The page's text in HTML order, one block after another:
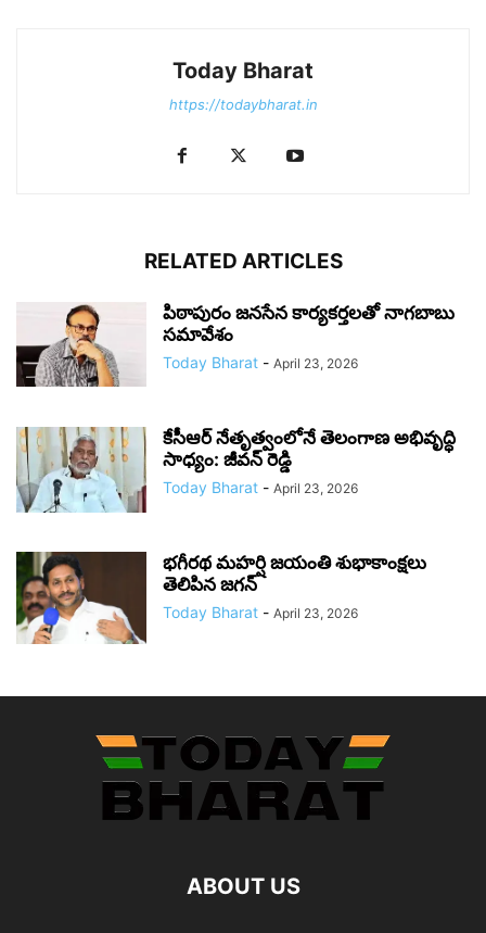
Today Bharat
https://todaybharat.in
RELATED ARTICLES
పిఠాపురం జనసేన కార్యకర్తలతో నాగబాబు
సమావేశం
Today Bharat - April 23, 2026
కేసీఆర్ నేతృత్వంలోనే తెలంగాణ అభివృద్ధి
సాధ్యం: జీవన్ రెడ్డి
Today Bharat - April 23, 2026
భగీరథ మహర్షి జయంతి శుభాకాంక్షలు
తెలిపిన జగన్‌
Today Bharat - April 23, 2026
ABOUT US